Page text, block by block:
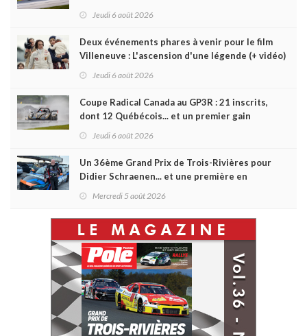
Jeudi 6 août 2026
Deux événements phares à venir pour le film
Villeneuve : L'ascension d'une légende (+ vidéo)
Jeudi 6 août 2026
Coupe Radical Canada au GP3R : 21 inscrits,
dont 12 Québécois... et un premier gain
Jeudi 6 août 2026
Un 36ème Grand Prix de Trois-Rivières pour
Didier Schraenen... et une première en
Mercredi 5 août 2026